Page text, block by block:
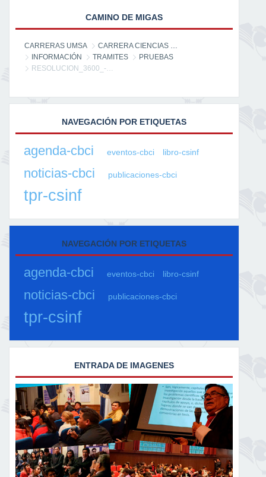
CAMINO DE MIGAS
CARRERAS UMSA
CARRERA CIENCIAS DE LA INFORMACIÓN
INFORMACIÓN
TRAMITES
PRUEBAS
RESOLUCION_3600_-_PRESENTACION_DE_ARTICULOSY_TRABAJOS_DE_INVESTIGACION_PÁGINA_1-TRANSFORMED-WEB.PNG
NAVEGACIÓN POR ETIQUETAS
agenda-cbci eventos-cbci libro-csinf
noticias-cbci publicaciones-cbci
tpr-csinf
NAVEGACIÓN POR ETIQUETAS
agenda-cbci eventos-cbci libro-csinf
noticias-cbci publicaciones-cbci
tpr-csinf
ENTRADA DE IMAGENES